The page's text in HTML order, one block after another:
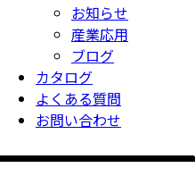
お知らせ
産業応用
ブログ
カタログ
よくある質問
お問い合わせ